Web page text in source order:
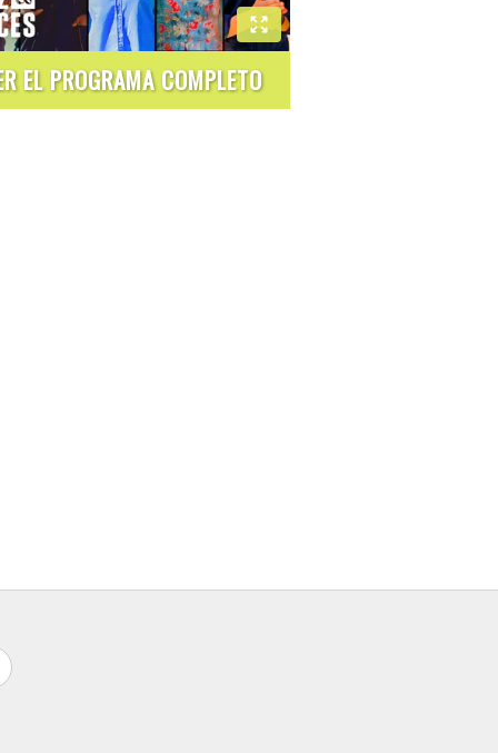
EL PROGRAMA COMPLETO